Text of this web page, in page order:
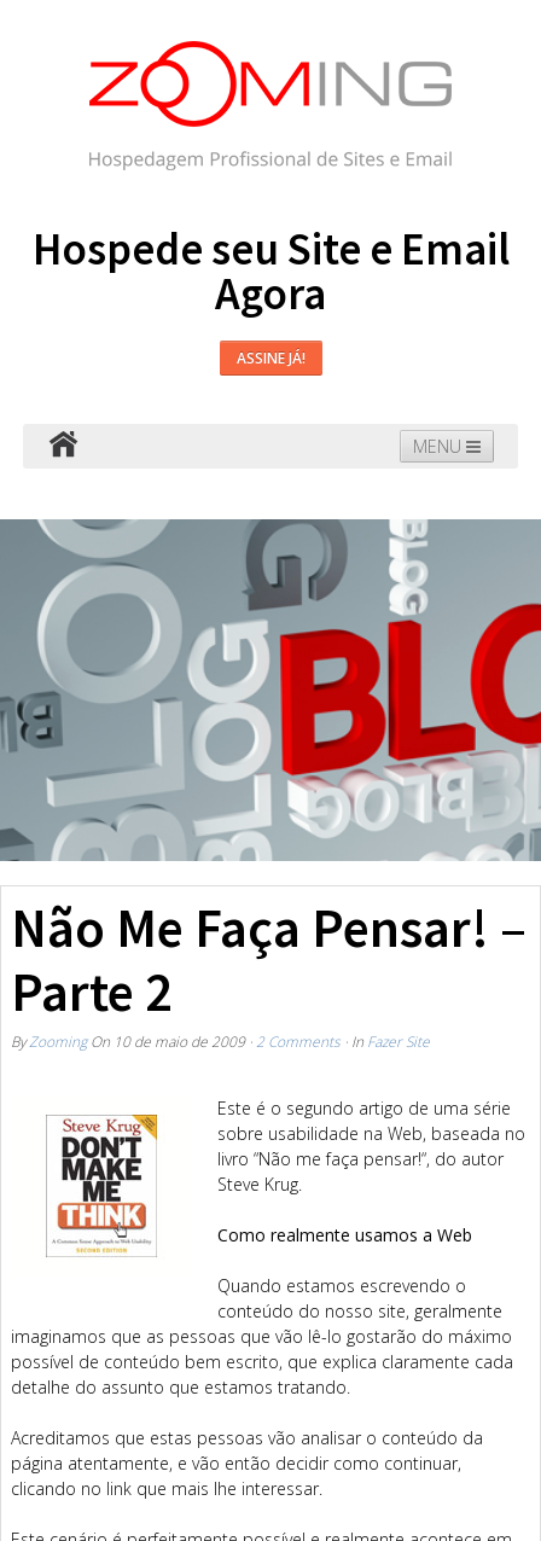
Hospede seu Site e Email
Agora
ASSINE JÁ!
MENU
Domínios Blog Suporte
Não Me Faça Pensar! –
Parte 2
ByZoomingOn 10 de maio de 2009· 2 Comments · In Fazer Site
Este é o segundo artigo de uma série
sobre usabilidade na Web, baseada no
livro “Não me faça pensar!“, do autor
Steve Krug.
Como realmente usamos a Web
Quando estamos escrevendo o
conteúdo do nosso site, geralmente
imaginamos que as pessoas que vão lê-lo gostarão do máximo
possível de conteúdo bem escrito, que explica claramente cada
detalhe do assunto que estamos tratando.
Acreditamos que estas pessoas vão analisar o conteúdo da
página atentamente, e vão então decidir como continuar,
clicando no link que mais lhe interessar.